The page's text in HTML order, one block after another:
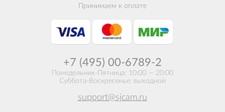
Принимаем к оплате
+7 (495) 00-6789-2
Понедельник-Пятница: 10:00 — 20:00
Суббота-Воскресенье: выходной
support@sjcam.ru